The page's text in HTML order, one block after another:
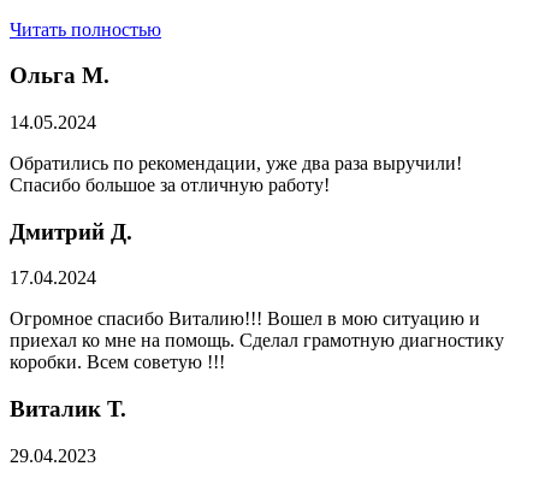
Читать полностью
Ольга М.
14.05.2024
Обратились по рекомендации, уже два раза выручили!
Спасибо большое за отличную работу!
Дмитрий Д.
17.04.2024
Огромное спасибо Виталию!!! Вошел в мою ситуацию и
приехал ко мне на помощь. Сделал грамотную диагностику
коробки. Всем советую !!!
Виталик Т.
29.04.2023